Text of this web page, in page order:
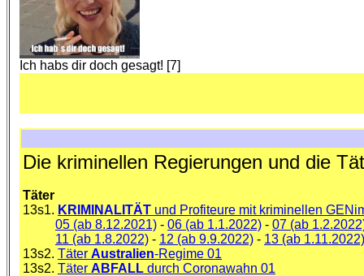
Ich habs dir doch gesagt! [7]
Die kriminellen Regierungen und die
Täter
13s1. KRIMINALITÄT und Profiteure mit kriminellen
05 (ab 8.12.2021) - 06 (ab 1.1.2022) - 07 (ab
11 (ab 1.8.2022) - 12 (ab 9.9.2022) - 13 (ab 1.11.2022)
13s2. Täter Australien-Regime 01
13s2. Täter ABFALL durch Coronawahn 01